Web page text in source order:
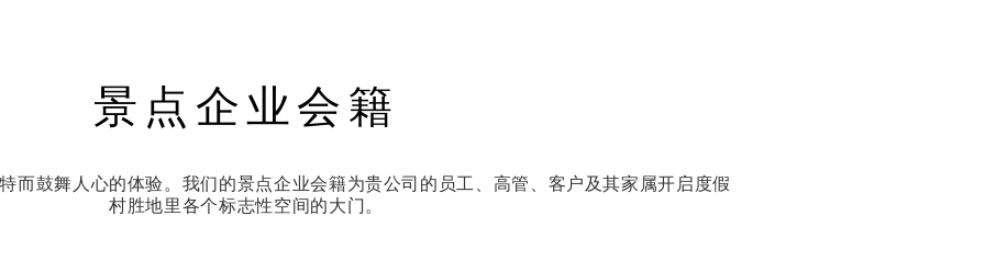
景点企业会籍
而鼓舞人心的体验。我们的景点企业会籍为贵公司的员工、高管、客户及其家属开启度假
村胜地里各个标志性空间的大门。